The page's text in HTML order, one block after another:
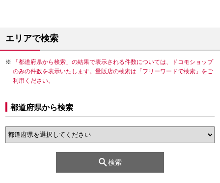
エリアで検索
「都道府県から検索」の結果で表示される件数については、ドコモショップ
のみの件数を表示いたします。量販店の検索は「フリーワードで検索」をご
利用ください。
都道府県から検索
検索